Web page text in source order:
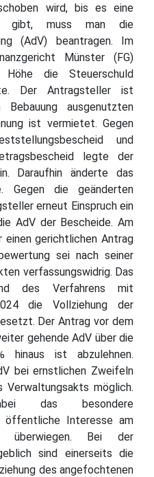
wird, bis es eine
gibt, muss man die
(AdV) beantragen. Im
Münster (FG)
die Steuerschuld
Der Antragsteller ist
ausgenutzten
ist vermietet. Gegen
und
legte der
Daraufhin änderte das
Gegen die geänderten
erneut Einspruch ein
AdV der Bescheide. Am
gerichtlichen Antrag
sei nach seiner
verfassungswidrig. Das
des Verfahrens mit
die Vollziehung der
Der Antrag vor dem
gehende AdV über die
hinaus ist abzulehnen.
bei ernstlichen Zweifeln
möglich.
das besondere
öffentliche Interesse am
überwiegen. Bei der
sind einerseits die
des angefochtenen